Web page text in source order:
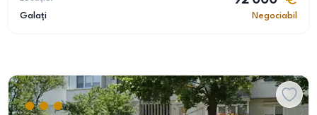
Galați
Negociabil